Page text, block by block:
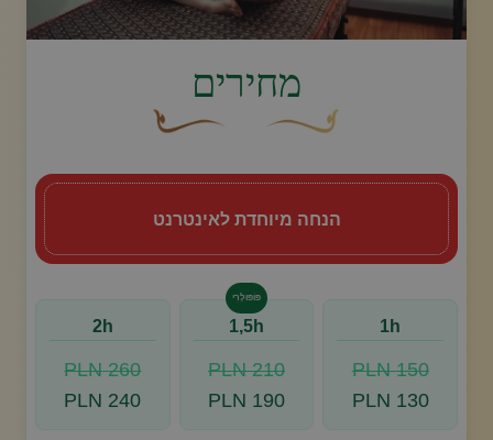
מחירים
הנחה מיוחדת לאינטרנט
1h
150 PLN
130 PLN
פּוֹפּוּלָרִי
1,5h
210 PLN
190 PLN
2h
260 PLN
240 PLN